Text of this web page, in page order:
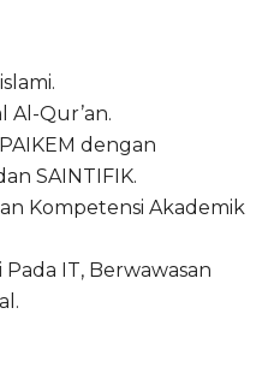
Al-Qur’an.
dengan
SAINTIFIK.
Kompetensi Akademik
IT, Berwawasan